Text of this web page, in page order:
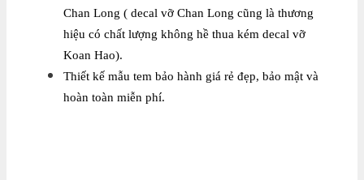
Chan Long ( decal vỡ Chan Long cũng là thương
hiệu có chất lượng không hề thua kém decal vỡ
Koan Hao).
Thiết kế mẫu tem bảo hành giá rẻ đẹp, bảo mật và
hoàn toàn miễn phí.